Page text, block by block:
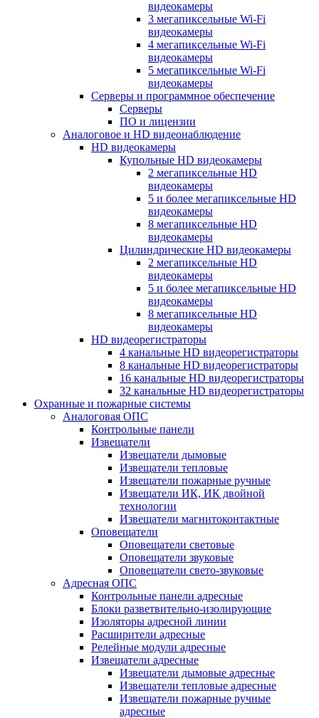
видеокамеры
3 мегапиксельные Wi-Fi
видеокамеры
4 мегапиксельные Wi-Fi
видеокамеры
5 мегапиксельные Wi-Fi
видеокамеры
Серверы и программное обеспечение
Серверы
ПО и лицензии
Аналоговое и HD видеонаблюдение
HD видеокамеры
Купольные HD видеокамеры
2 мегапиксельные HD
видеокамеры
5 и более мегапиксельные HD
видеокамеры
8 мегапиксельные HD
видеокамеры
Цилиндрические HD видеокамеры
2 мегапиксельные HD
видеокамеры
5 и более мегапиксельные HD
видеокамеры
8 мегапиксельные HD
видеокамеры
HD видеорегистраторы
4 канальные HD видеорегистраторы
8 канальные HD видеорегистраторы
16 канальные HD видеорегистраторы
32 канальные HD видеорегистраторы
Охранные и пожарные системы
Аналоговая ОПС
Контрольные панели
Извещатели
Извещатели дымовые
Извещатели тепловые
Извещатели пожарные ручные
Извещатели ИК, ИК двойной
технологии
Извещатели магнитоконтактные
Оповещатели
Оповещатели световые
Оповещатели звуковые
Оповещатели свето-звуковые
Адресная ОПС
Контрольные панели адресные
Блоки разветвительно-изолирующие
Изоляторы адресной линии
Расширители адресные
Релейные модули адресные
Извещатели адресные
Извещатели дымовые адресные
Извещатели тепловые адресные
Извещатели пожарные ручные
адресные